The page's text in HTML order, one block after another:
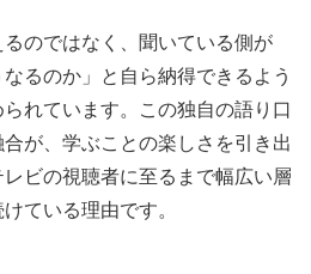
のではなく、聞いている側が
なるのか」と自ら納得できるよう
れています。この独自の語り口
が、学ぶことの楽しさを引き出
ビの視聴者に至るまで幅広い層
ている理由です。